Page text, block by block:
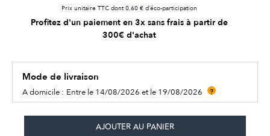
Prix unitaire TTC dont 0,60 € d’éco-participation
Profitez d'un paiement en 3x sans frais à partir de
300€ d'achat
Mode de livraison
A domicile : Entre le 14/08/2026 et le 19/08/2026 ?